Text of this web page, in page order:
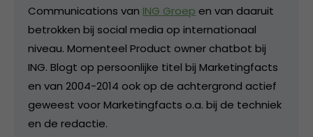
Communications van ING Groep en van daaruit
betrokken bij social media op internationaal
niveau. Momenteel Product owner chatbot bij
ING. Blogt op persoonlijke titel bij Marketingfacts
en van 2004-2014 ook op de achtergrond actief
geweest voor Marketingfacts o.a. bij de techniek
en de redactie.